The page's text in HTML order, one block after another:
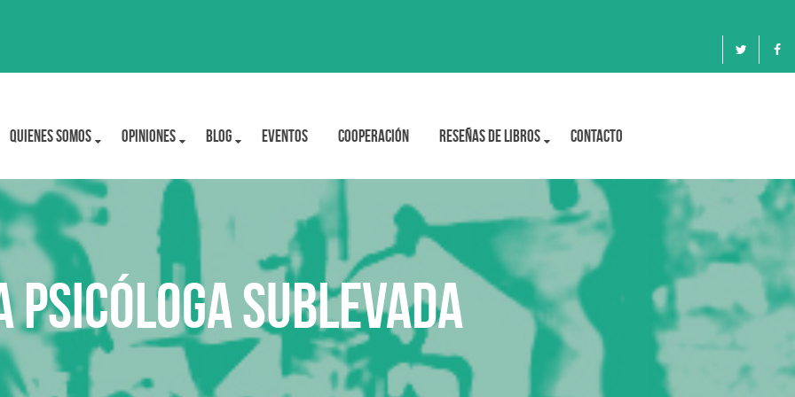
Quienes Somos OPINIONES BLOG Eventos Cooperación Reseñas de libros Contacto
psicóloga sublevada